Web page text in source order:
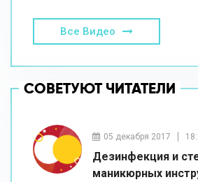
Все Видео
СОВЕТУЮТ ЧИТАТЕЛИ
05 декабря 2017
Дезинфекция и
маникюрных